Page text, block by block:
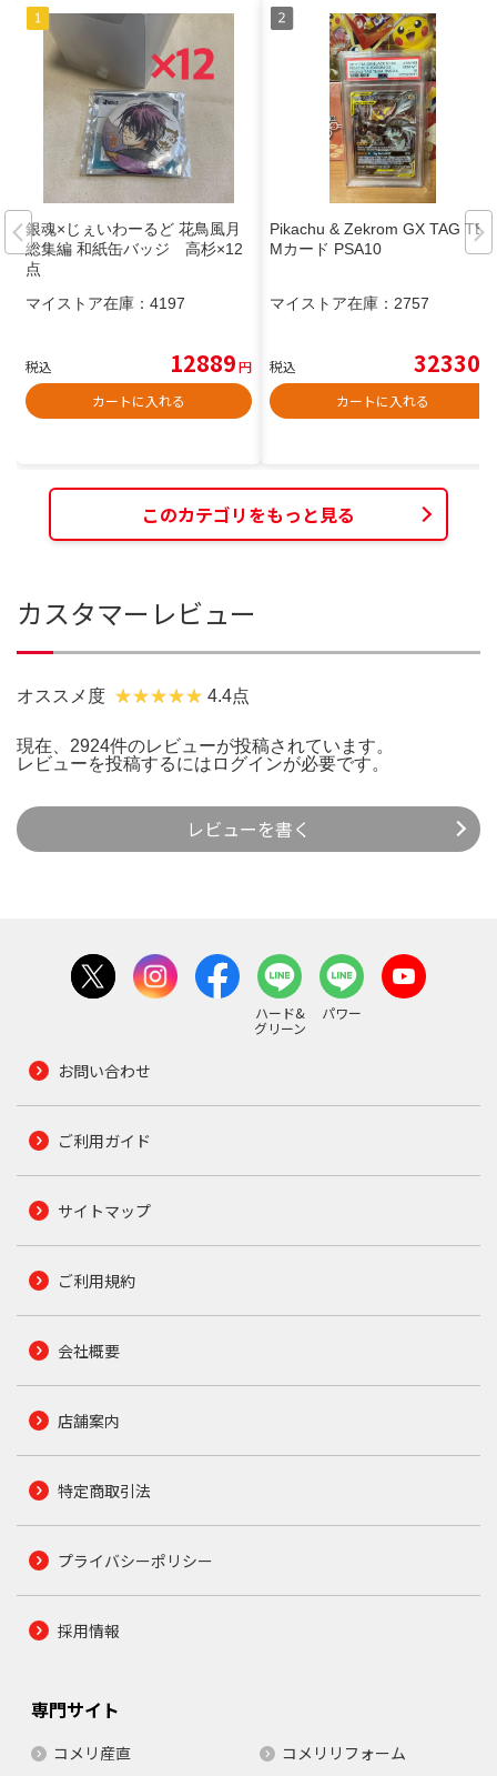
銀魂×じぇいわーるど 花鳥風月
総集編 和紙缶バッジ 高杉×12
点
マイストア在庫： 4197
税込 12889円
カートに入れる
Pikachu & Zekrom GX TAG TEA
Mカード PSA10
マイストア在庫： 2757
税込 32330
カートに入れる
このカテゴリをもっと見る
カスタマーレビュー
オススメ度 4.4点
現在、2924件のレビューが投稿されています。
レビューを投稿するには ログインが必要です。
レビューを書く
ハード&
グリーン
パワー
お問い合わせ
ご利用ガイド
サイトマップ
ご利用規約
会社概要
店舗案内
特定商取引法
プライバシーポリシー
採用情報
専門サイト
コメリ産直 コメリリフォーム